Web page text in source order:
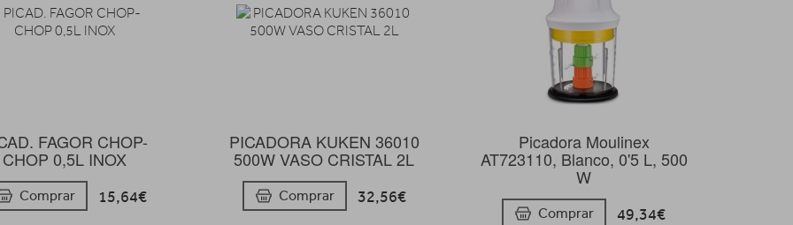
FAGOR CHOP-
CHOP 0,5L INOX
Comprar 15,64€
PICADORA KUKEN 36010
500W VASO CRISTAL 2L
Comprar 32,56€
Picadora Moulinex
AT723110, Blanco, 0'5 L, 500
W
Comprar 49,34€